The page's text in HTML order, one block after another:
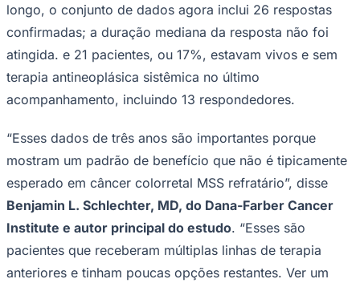
longo, o conjunto de dados agora inclui 26 respostas
confirmadas; a duração mediana da resposta não foi
atingida. e 21 pacientes, ou 17%, estavam vivos e sem
terapia antineoplásica sistêmica no último
acompanhamento, incluindo 13 respondedores.
“Esses dados de três anos são importantes porque
mostram um padrão de benefício que não é tipicamente
esperado em câncer colorretal MSS refratário”, disse
Benjamin L. Schlechter, MD, do Dana-Farber Cancer
Institute e autor principal do estudo. “Esses são
pacientes que receberam múltiplas linhas de terapia
anteriores e tinham poucas opções restantes. Ver um